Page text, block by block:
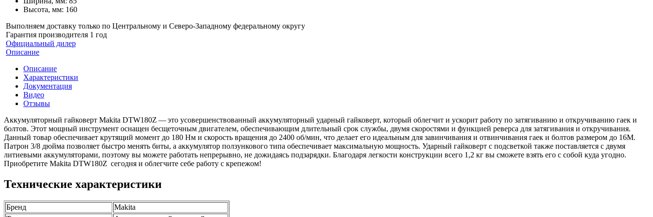
Высота, мм: 160
Выполняем доставку только по Центральному и Северо-Западному федеральному округу
Гарантия производителя 1 год
Официальный дилер
Описание
Описание
Характеристики
Документация
Видео
Отзывы
Аккумуляторный гайковерт Makita DTW180Z — это усовершенствованный аккумуляторный ударный гайковерт, который облегчит и ускорит работу по затягиванию и откручиванию гаек и
болтов. Этот мощный инструмент оснащен бесщеточным двигателем, обеспечивающим длительный срок службы, двумя скоростями и функцией реверса для затягивания и откручивания.
Данный товар обеспечивает крутящий момент до 180 Нм и скорость вращения до 2400 об/мин, что делает его идеальным для завинчивания и отвинчивания гаек и болтов размером до 16М.
Патрон 3/8 дюйма позволяет быстро менять биты, а аккумулятор ползункового типа обеспечивает максимальную мощность. Ударный гайковерт с подсветкой также поставляется с двумя
литиевыми аккумуляторами, поэтому вы можете работать непрерывно, не дожидаясь подзарядки. Благодаря легкости конструкции всего 1,2 кг вы сможете взять его с собой куда угодно.
Приобретите Makita DTW180Z сегодня и облегчите себе работу с крепежом!
Технические характеристики
Бренд
Makita